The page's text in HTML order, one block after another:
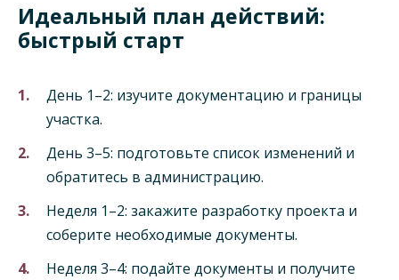
Идеальный план действий:
быстрый старт
День 1–2: изучите документацию и границы
участка.
День 3–5: подготовьте список изменений и
обратитесь в администрацию.
Неделя 1–2: закажите разработку проекта и
соберите необходимые документы.
Неделя 3–4: подайте документы и получите